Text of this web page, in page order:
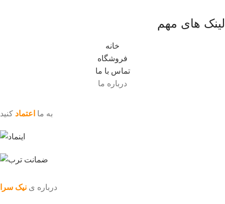
لینک های مهم
خانه
فروشگاه
تماس با ما
درباره ما
درباره ی نیک سرا
به ما اعتماد کنید